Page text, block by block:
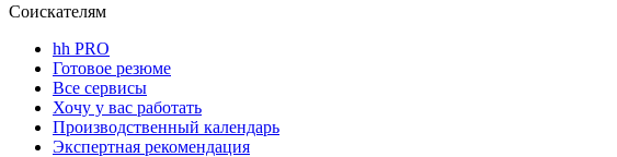
Соискателям
hh PRO
Готовое резюме
Все сервисы
Хочу у вас работать
Производственный календарь
Экспертная рекомендация